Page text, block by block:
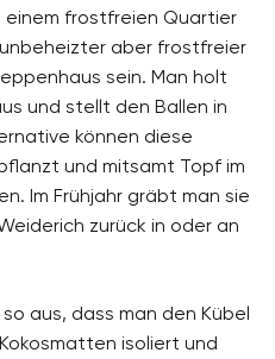
einem frostfreien Quartier
aber frostfreier
sein. Man holt
und stellt den Ballen in
können diese
und mitsamt Topf im
Im Frühjahr gräbt man sie
zurück in oder an
aus, dass man den Kübel
isoliert und